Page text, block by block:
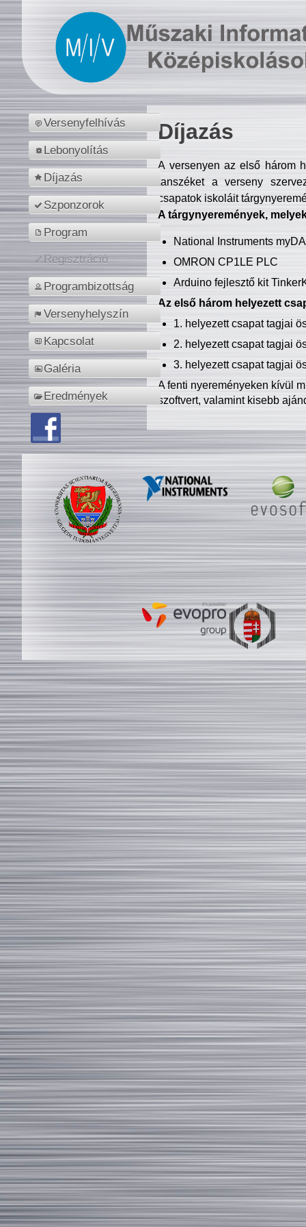
Versenyfelhívás
Lebonyolítás
Díjazás
Szponzorok
Program
Regisztráció
Programbizottság
Versenyhelyszín
Kapcsolat
Galéria
Eredmények
Díjazás
A versenyen az első három
tanszéket a verseny
csapatok iskoláit
A tárgynyeremények,
National Instruments
OMRON CP1LE PLC
Arduino fejlesztő kit
Az első három helyezett
1. helyezett csapat tagjai
2. helyezett csapat tagjai
3. helyezett csapat tagjai
A fenti nyereményeken kívül
szoftvert, valamint kisebb